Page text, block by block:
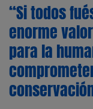
“Si todos
enorme
para la